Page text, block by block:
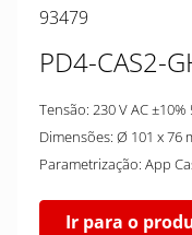
93479
PD4-CAS2-
Tensão: 230 V AC
Dimensões: Ø 101 x
Ir para o